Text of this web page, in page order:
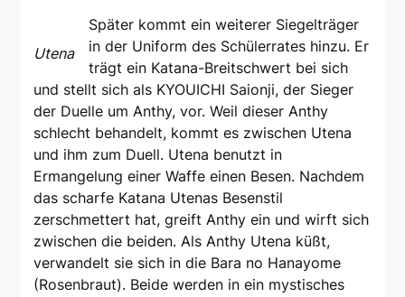
Utena
Später kommt ein weiterer Siegelträger
in der Uniform des Schülerrates hinzu. Er
trägt ein Katana-Breitschwert bei sich
und stellt sich als KYOUICHI Saionji, der Sieger
der Duelle um Anthy, vor. Weil dieser Anthy
schlecht behandelt, kommt es zwischen Utena
und ihm zum Duell. Utena benutzt in
Ermangelung einer Waffe einen Besen. Nachdem
das scharfe Katana Utenas Besenstil
zerschmettert hat, greift Anthy ein und wirft sich
zwischen die beiden. Als Anthy Utena küßt,
verwandelt sie sich in die Bara no Hanayome
(Rosenbraut). Beide werden in ein mystisches